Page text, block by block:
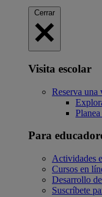
Cerrar
Visita escolar
Reserva una
Para
Actividades
Cursos en
Desarrollo
Suscríbete